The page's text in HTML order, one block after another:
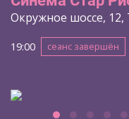
Окружное шоссе, 12,
19:00 сеанс завершён